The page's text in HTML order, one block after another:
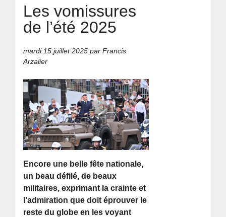
Les vomissures
de l’été 2025
mardi 15 juillet 2025 par Francis
Arzalier
Encore une belle fête nationale,
un beau défilé, de beaux
militaires, exprimant la crainte et
l’admiration que doit éprouver le
reste du globe en les voyant